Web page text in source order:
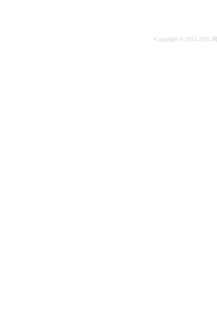
Copyright © 2013-2026